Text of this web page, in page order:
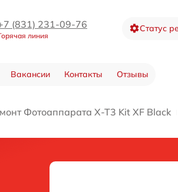
(831) 231-09-76
линия
Статус
Вакансии Контакты Отзывы
Фотоаппарата X-T3 Kit XF Black